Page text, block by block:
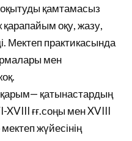
қамтамасыз
қарапайым оқу, жазу,
Мектеп практикасында
мен
қатынастардың
XVIII ғғ.соңы мен XVIII
жүйесінің